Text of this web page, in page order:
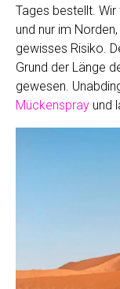
Tages bestellt.
und nur im
gewisses Risiko.
Grund der Länge
gewesen.
Mückenspray und